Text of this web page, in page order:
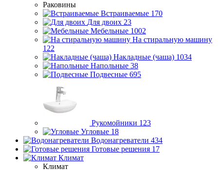
Раковины
Встраиваемые 170
Для двоих 23
Мебельные 1002
На стиральную машину
122
Накладные (чаша) 1034
Напольные 38
Подвесные 695
Рукомойники 123
Угловые 18
Водонагреватели 434
Готовые решения 17
Климат
Климат